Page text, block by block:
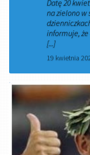
Datę 20
na zielono w
informuje,
[...]
19 kwietnia